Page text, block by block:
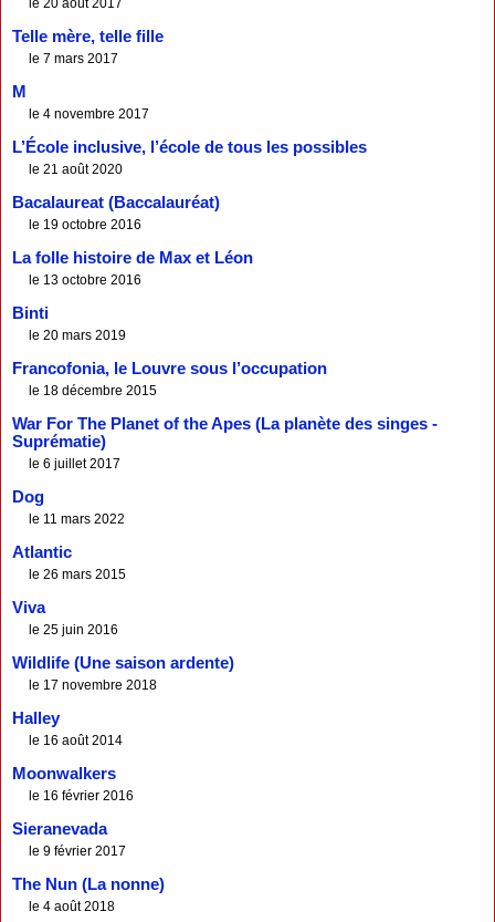
le 20 août 2017
Telle mère, telle fille
le 7 mars 2017
M
le 4 novembre 2017
L’École inclusive, l’école de tous les possibles
le 21 août 2020
Bacalaureat (Baccalauréat)
le 19 octobre 2016
La folle histoire de Max et Léon
le 13 octobre 2016
Binti
le 20 mars 2019
Francofonia, le Louvre sous l’occupation
le 18 décembre 2015
War For The Planet of the Apes (La planète des singes -
Suprématie)
le 6 juillet 2017
Dog
le 11 mars 2022
Atlantic
le 26 mars 2015
Viva
le 25 juin 2016
Wildlife (Une saison ardente)
le 17 novembre 2018
Halley
le 16 août 2014
Moonwalkers
le 16 février 2016
Sieranevada
le 9 février 2017
The Nun (La nonne)
le 4 août 2018